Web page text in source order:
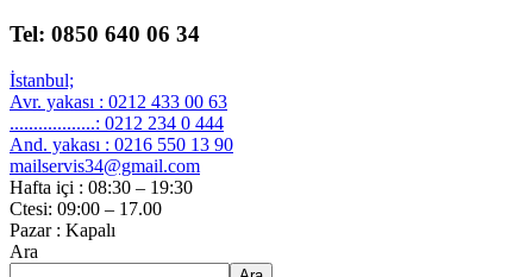
Tel: 0850 640 06 34
İstanbul;
Avr. yakası : 0212 433 00 63
..................: 0212 234 0 444
And. yakası : 0216 550 13 90
mailservis34@gmail.com
Hafta içi : 08:30 – 19:30
Ctesi: 09:00 – 17.00
Pazar : Kapalı
Ara